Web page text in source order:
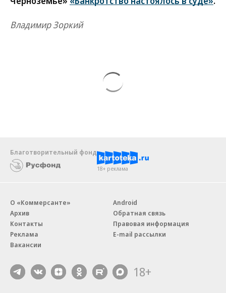
Владимир Зоркий
Благотворительный фонд
18+ реклама
О «Коммерсанте»
Архив
Контакты
Реклама
Вакансии
Android
Обратная связь
Правовая информация
E-mail рассылки
18+